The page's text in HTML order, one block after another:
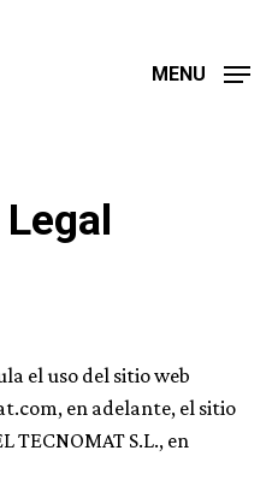
MENU
el uso del sitio web
en adelante, el sitio
TECNOMAT S.L., en